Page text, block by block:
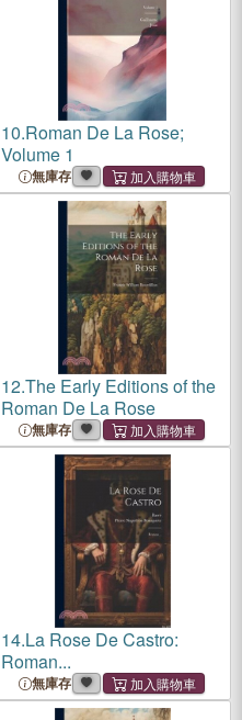
10.Roman De La Rose;
Volume 1
無庫存
12.The Early Editions of the
Roman De La Rose
無庫存
14.La Rose De Castro:
Roman...
無庫存